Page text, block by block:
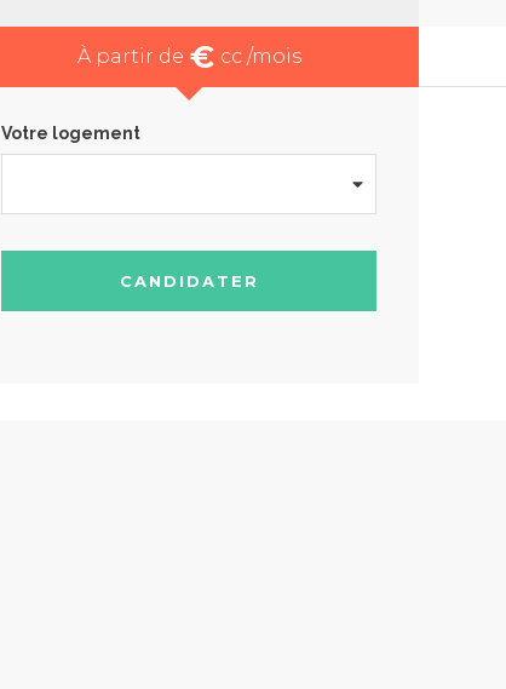
À partir de € cc /mois
Votre logement
CANDIDATER